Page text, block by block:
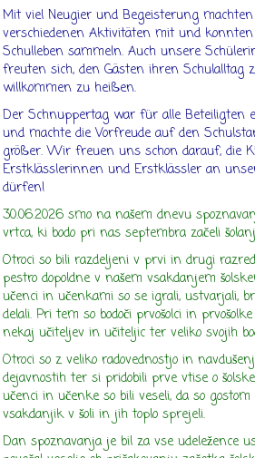
Mit viel Neugier und Begeisterung
verschiedenen Aktivitäten mit und
Schulleben sammeln. Auch unsere
freuten sich, den Gästen ihren Schulalltag
willkommen zu heißen.
Der Schnuppertag war für alle Beteiligten
und machte die Vorfreude auf den
größer. Wir freuen uns schon darauf, die
Erstklässlerinnen und Erstklässler an
dürfen!
30.06.2026 smo na našem dnevu
vrtca, ki bodo pri nas septembra začeli
Otroci so bili razdeljeni v prvi in drugi
pestro dopoldne v našem vsakdanjem
učenci in učenkami so se igrali, ustvarjali,
delali. Pri tem so bodoči prvošolci in
nekaj učiteljev in učiteljic ter veliko svojih
Otroci so z veliko radovednostjo in
dejavnostih ter si pridobili prve vtise o
učenci in učenke so bili veseli, da so
vsakdanjik v šoli in jih toplo sprejeli.
Dan spoznavanja je bil za vse udeležence